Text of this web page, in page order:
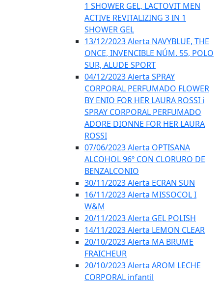
1 SHOWER GEL, LACTOVIT MEN
ACTIVE REVITALIZING 3 IN 1
SHOWER GEL
13/12/2023 Alerta NAVYBLUE, THE
ONCE, INVENCIBLE NÚM. 55, POLO
SUR, ALUDE SPORT
04/12/2023 Alerta SPRAY
CORPORAL PERFUMADO FLOWER
BY ENIO FOR HER LAURA ROSSI i
SPRAY CORPORAL PERFUMADO
ADORE DIONNE FOR HER LAURA
ROSSI
07/06/2023 Alerta OPTISANA
ALCOHOL 96º CON CLORURO DE
BENZALCONIO
30/11/2023 Alerta ECRAN SUN
16/11/2023 Alerta MISSOCOL I
W&M
20/11/2023 Alerta GEL POLISH
14/11/2023 Alerta LEMON CLEAR
20/10/2023 Alerta MA BRUME
FRAICHEUR
20/10/2023 Alerta AROM LECHE
CORPORAL infantil